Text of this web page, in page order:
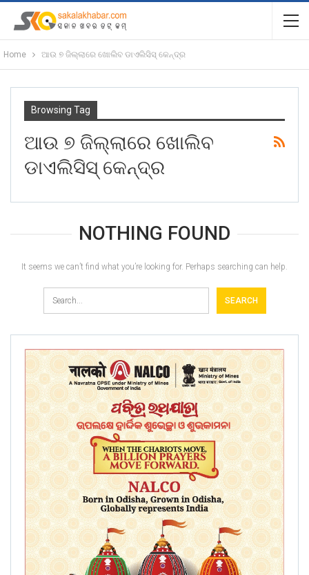
Home ଆଉ ୭ ଜିଲ୍ଲାରେ ଖୋଲିବ ଡାଏଲିସିସ୍ କେନ୍ଦ୍ର
Browsing Tag
ଆଉ ୭ ଜିଲ୍ଲାରେ ଖୋଲିବ
ଡାଏଲିସିସ୍ କେନ୍ଦ୍ର
NOTHING FOUND
It seems we can’t find what you’re looking for. Perhaps searching can help.